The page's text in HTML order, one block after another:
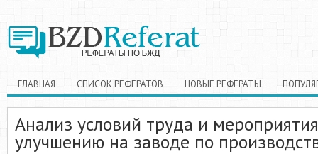
ГЛАВНАЯ СПИСОК РЕФЕРАТОВ НОВЫЕ РЕФЕРАТЫ
Анализ условий труда и
улучшению на заводе по